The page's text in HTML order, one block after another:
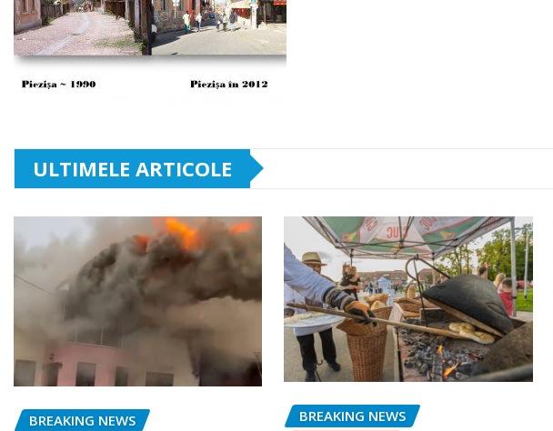
ULTIMELE ARTICOLE
BREAKING NEWS
BREAKING NEWS